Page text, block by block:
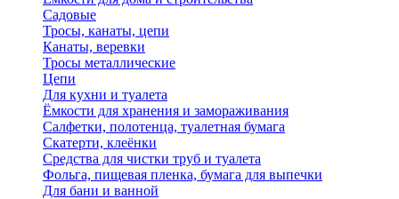
Садовые
Тросы, канаты, цепи
Канаты, веревки
Тросы металлические
Цепи
Для кухни и туалета
Ёмкости для хранения и замораживания
Салфетки, полотенца, туалетная бумага
Скатерти, клеёнки
Средства для чистки труб и туалета
Фольга, пищевая пленка, бумага для выпечки
Для бани и ванной